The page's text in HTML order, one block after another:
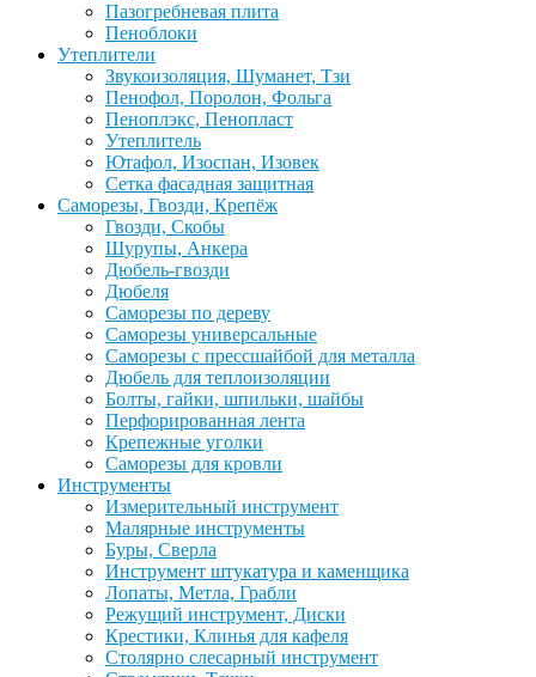
Пазогребневая плита
Пеноблоки
Утеплители
Звукоизоляция, Шуманет, Тзи
Пенофол, Поролон, Фольга
Пеноплэкс, Пенопласт
Утеплитель
Ютафол, Изоспан, Изовек
Сетка фасадная защитная
Саморезы, Гвозди, Крепёж
Гвозди, Скобы
Шурупы, Анкера
Дюбель-гвозди
Дюбеля
Саморезы по дереву
Саморезы универсальные
Саморезы с прессшайбой для металла
Дюбель для теплоизоляции
Болты, гайки, шпильки, шайбы
Перфорированная лента
Крепежные уголки
Саморезы для кровли
Инструменты
Измерительный инструмент
Малярные инструменты
Буры, Сверла
Инструмент штукатура и каменщика
Лопаты, Метла, Грабли
Режущий инструмент, Диски
Крестики, Клинья для кафеля
Столярно слесарный инструмент